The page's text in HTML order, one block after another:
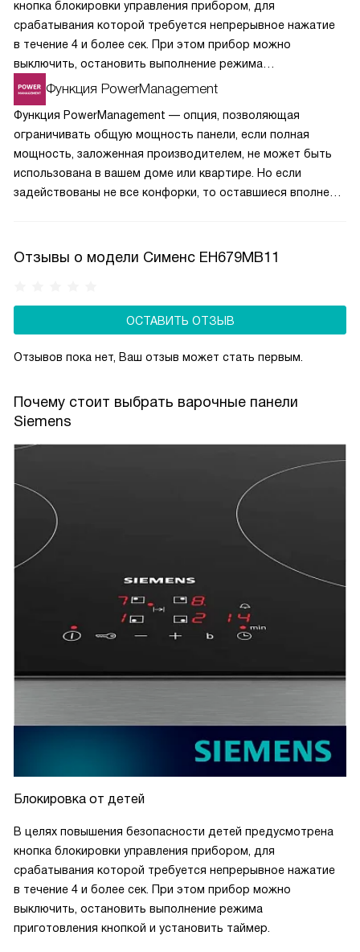
кнопка блокировки управления прибором, для
срабатывания которой требуется непрерывное нажатие
в течение 4 и более сек. При этом прибор можно
выключить, остановить выполнение режима
приготовления кнопкой и установить таймер.
Функция PowerManagement
Функция PowerManagement — опция, позволяющая
ограничивать общую мощность панели, если полная
мощность, заложенная производителем, не может быть
использована в вашем доме или квартире. Но если
задействованы не все конфорки, то оставшиеся вполне
Отзывы о модели Сименс EH679MB11
ОСТАВИТЬ ОТЗЫВ
Отзывов пока нет, Ваш отзыв может стать первым.
Почему стоит выбрать варочные панели
Siemens
Блокировка от детей
В целях повышения безопасности детей предусмотрена
кнопка блокировки управления прибором, для
срабатывания которой требуется непрерывное нажатие
в течение 4 и более сек. При этом прибор можно
выключить, остановить выполнение режима
приготовления кнопкой и установить таймер.